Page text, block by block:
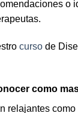
o
curso de
como
relajantes